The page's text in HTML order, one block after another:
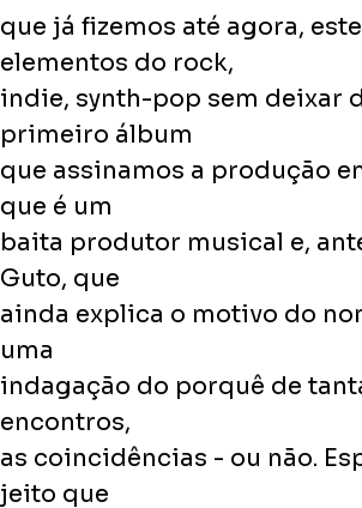
que já fizemos até agora,
elementos do rock,
indie, synth-pop sem deixar
primeiro álbum
que assinamos a produção
que é um
baita produtor musical e,
Guto, que
ainda explica o motivo do
uma
indagação do porquê de
encontros,
as coincidências - ou não.
jeito que